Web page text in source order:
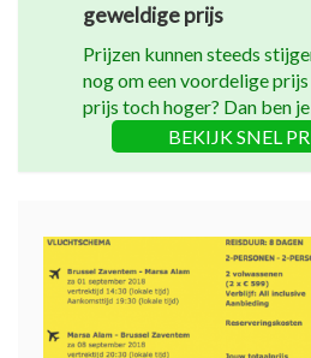
geweldige prijs
Prijzen kunnen steeds
nog om een voordelige
prijs toch hoger? Dan ben
BEKIJK SNEL